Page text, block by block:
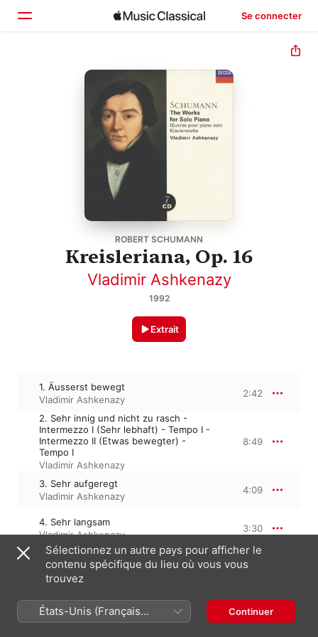
Se connecter
Accueil
Rechercher
ROBERT SCHUMANN
Kreisleriana, Op. 16
Vladimir Ashkenazy
1992
Extrait
1. Äusserst bewegt
Vladimir Ashkenazy
2:42
2. Sehr innig und nicht zu rasch -
Intermezzo I (Sehr lebhaft) - Tempo I -
Intermezzo II (Etwas bewegter) -
Tempo I
Vladimir Ashkenazy
8:49
3. Sehr aufgeregt
Vladimir Ashkenazy
4:09
4. Sehr langsam
Vladimir Ashkenazy
3:30
5. Sehr lebhaft
Vladimir Ashkenazy
2:57
6. Sehr langsam
Vladimir Ashkenazy
Sélectionnez un autre pays pour afficher le
contenu spécifique du lieu où vous vous
trouvez
États-Unis (Français
France)
Continuer